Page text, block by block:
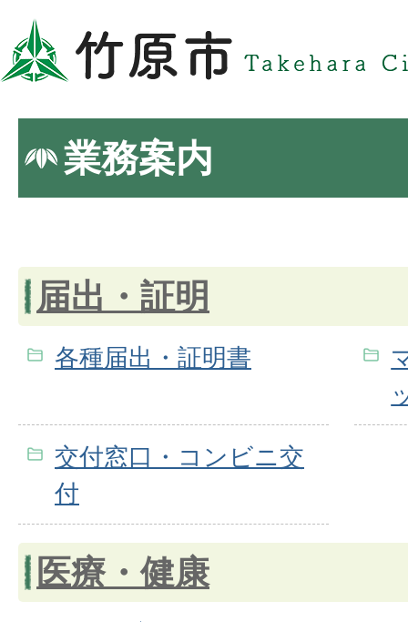
業務案内
届出・証明
各種届出・証明書
交付窓口・コンビニ交
付
医療・健康